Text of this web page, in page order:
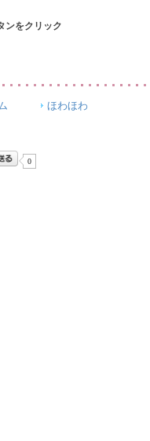
ンをクリック
ほわほわ
0